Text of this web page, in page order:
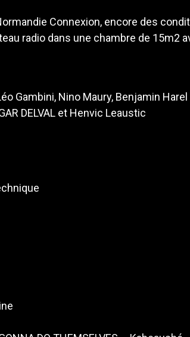
Connexion, encore des
radio dans une chambre de 15m2
Gambini, Nino Maury, Benjamin
DELVAL et Henvic Leaustic